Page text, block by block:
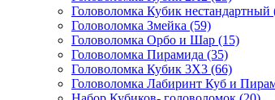
Головоломка Кубик нестандартный
Головоломка Змейка (59)
Головоломка Орбо и Шар (15)
Головоломка Пирамида (35)
Головоломка Кубик 3Х3 (66)
Головоломка Лабиринт Куб и